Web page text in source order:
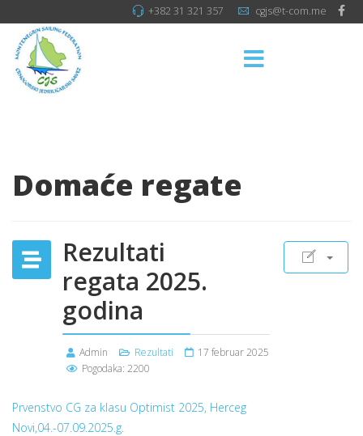
+382 31 321 357 cgjs@t-com.me
Domaće regate
Rezultati
regata 2025.
godina
Admin Rezultati
17 februar 2025
Pogodaka: 2200
Prvenstvo CG za klasu Optimist 2025, Herceg
Novi,04.-07.09.2025.g.